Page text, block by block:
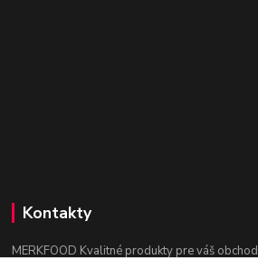
Kontakty
MERKFOOD Kvalitné produkty pre váš obchod